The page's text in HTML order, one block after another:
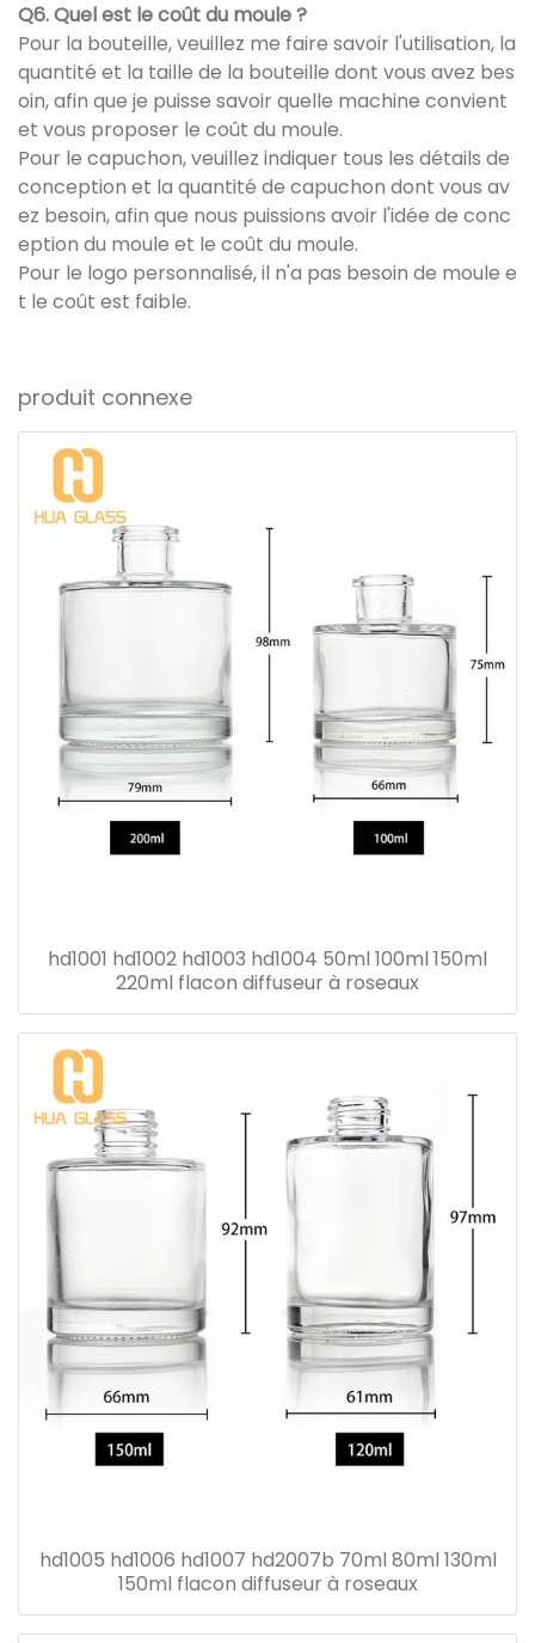
Q6. Quel est le coût du moule ?
Pour la bouteille, veuillez me faire savoir l'utilisation, la
quantité et la taille de la bouteille dont vous avez bes
oin, afin que je puisse savoir quelle machine convient
et vous proposer le coût du moule.
Pour le capuchon, veuillez indiquer tous les détails de
conception et la quantité de capuchon dont vous av
ez besoin, afin que nous puissions avoir l'idée de conc
eption du moule et le coût du moule.
Pour le logo personnalisé, il n'a pas besoin de moule e
t le coût est faible.
produit connexe
hd1001 hd1002 hd1003 hd1004 50ml 100ml 150ml
220ml flacon diffuseur à roseaux
hd1005 hd1006 hd1007 hd2007b 70ml 80ml 130ml
150ml flacon diffuseur à roseaux